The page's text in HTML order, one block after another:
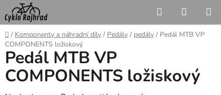
Přejít
na
obsah
Hledat
KOŠÍK
Domů
/ Komponenty a náhradní díly / Pedály / pedály / Pedál MTB VP
COMPONENTS ložiskový
Pedál MTB VP
COMPONENTS ložiskový